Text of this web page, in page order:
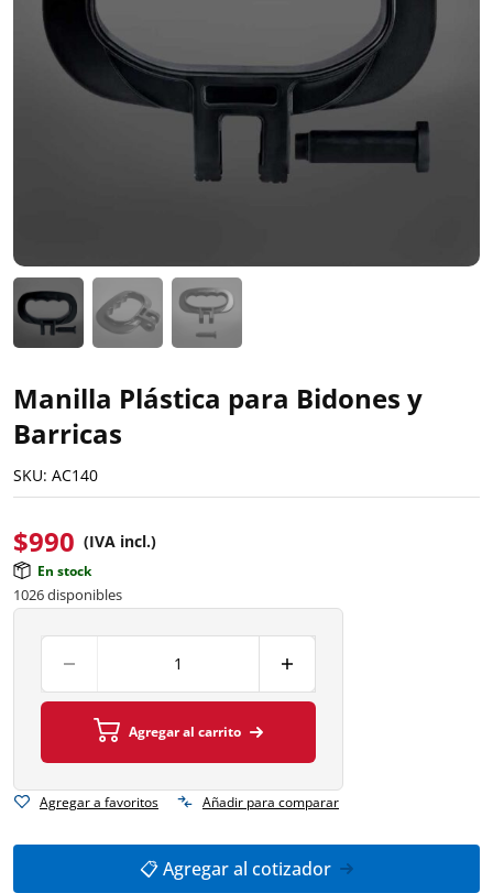
Manilla Plástica para Bidones y
Barricas
SKU: AC140
$990 (IVA incl.)
En stock
1026 disponibles
Agregar al carrito
Agregar a favoritos Añadir para comparar
📋 Agregar al cotizador